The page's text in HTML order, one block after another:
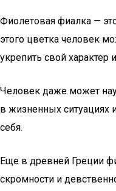
Фиолетовая фиалка —
этого цветка человек
укрепить свой характер
Человек даже может
в жизненных ситуациях
себя.
Еще в древней Греции
скромности и